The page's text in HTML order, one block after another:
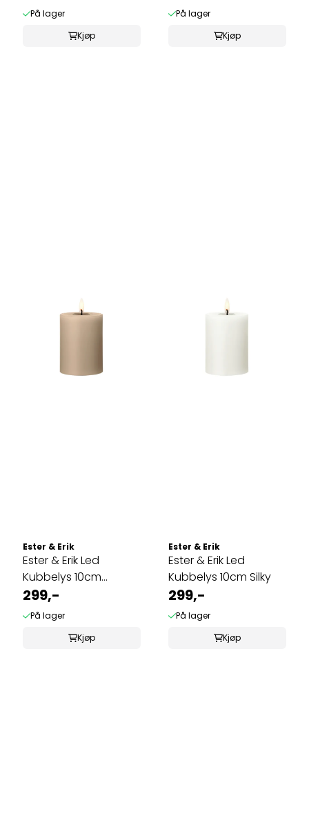
På lager
Kjøp
På lager
Kjøp
Ester & Erik
Ester & Erik Led
Kubbelys 10cm
Nougat note
299,-
På lager
Kjøp
Ester & Erik
Ester & Erik Led
Kubbelys 10cm Silky
299,-
På lager
Kjøp